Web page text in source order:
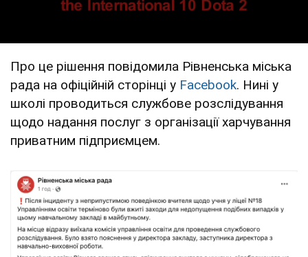
Про це рішення повідомила Рівненська міська
рада на офіційній сторінці у Facebook. Нині у
школі проводиться службове розслідування
щодо надання послуг з організації харчування
приватним підприємцем.